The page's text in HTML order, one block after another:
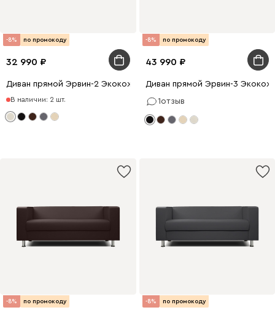
-8% по промокоду
32 990
Диван прямой Эрвин-2 Экокожа Молочный
В наличии: 2 шт.
-8% по промокоду
43 990
Диван прямой Эрвин-3
1отзыв
-8% по промокоду -8% по промокоду